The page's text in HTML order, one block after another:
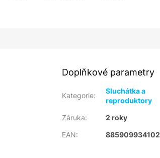
Doplňkové parametry
Kategorie:
Sluchátka a
reproduktory
Záruka:
2 roky
EAN: 885909934102